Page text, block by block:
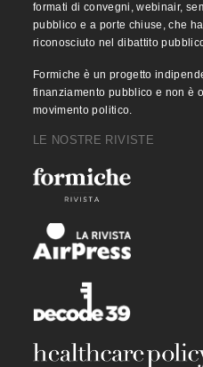
formati di convegni, webinair,
pubblico e a porte chiuse, che
riconosciuto nel dibattito
Formiche è un progetto
finanziamento pubblico e non è
movimento politico.
LE NOSTRE RIVISTE